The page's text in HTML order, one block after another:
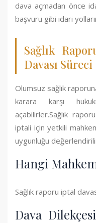
dava açmadan önce
başvuru gibi idari
Sağlık
Davası Süreci
Olumsuz sağlık
karara karşı
açabilirler.Sağlık
iptali için yetkili
uygunluğu
Hangi
Sağlık raporu iptal
Dava